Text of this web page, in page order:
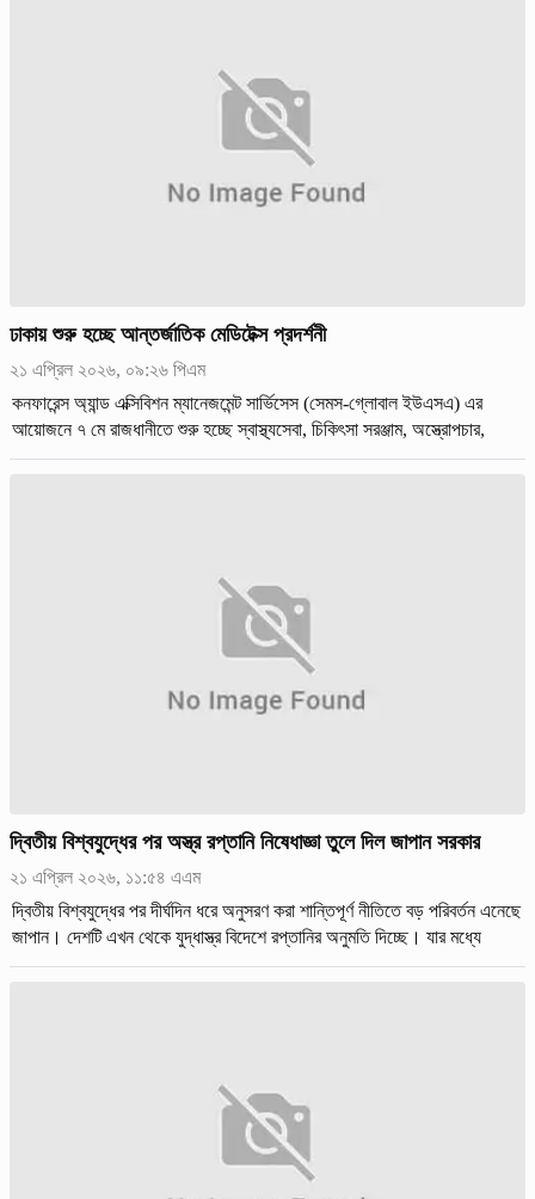
ঢাকায় শুরু হচ্ছে আন্তর্জাতিক মেডিটেক্স প্রদর্শনী
২১ এপ্রিল ২০২৬, ০৯:২৬ পিএম
কনফারেন্স অ্যান্ড এক্সিবিশন ম্যানেজমেন্ট সার্ভিসেস (সেমস-গ্লোবাল ইউএসএ) এর
আয়োজনে ৭ মে রাজধানীতে শুরু হচ্ছে স্বাস্থ্যসেবা, চিকিৎসা সরঞ্জাম, অস্ত্রোপচার,
ফার্মাসিউটিক্যাল ও ডায়াগনস্টিক যন্ত্রপাতি সম্প
দ্বিতীয় বিশ্বযুদ্ধের পর অস্ত্র রপ্তানি নিষেধাজ্ঞা তুলে দিল জাপান সরকার
২১ এপ্রিল ২০২৬, ১১:৫৪ এএম
দ্বিতীয় বিশ্বযুদ্ধের পর দীর্ঘদিন ধরে অনুসরণ করা শান্তিপূর্ণ নীতিতে বড় পরিবর্তন এনেছে
জাপান। দেশটি এখন থেকে যুদ্ধাস্ত্র বিদেশে রপ্তানির অনুমতি দিচ্ছে। যার মধ্যে
যুদ্ধবিমান, ক্ষেপণাস্ত্র ও যুদ্ধজাহাজও থ